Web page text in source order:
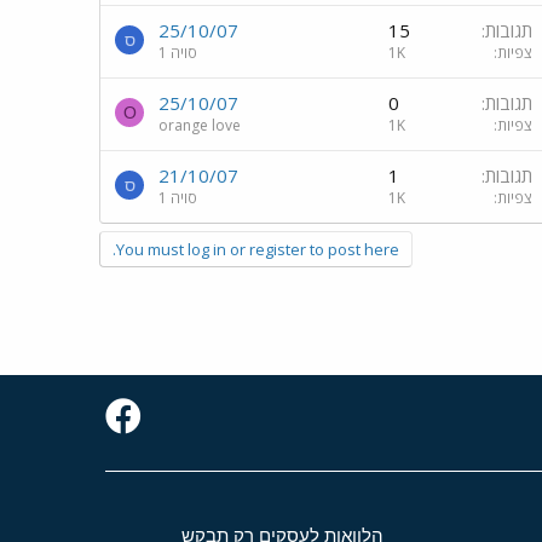
תגובות 15
צפיות 1K
25/10/07
סויה 1
ס
תגובות 0
צפיות 1K
25/10/07
orange love
O
תגובות 1
צפיות 1K
21/10/07
סויה 1
ס
You must log in or register to post here.
הלוואות לעסקים רק תבקש